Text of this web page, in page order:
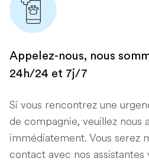
Appelez-nous, nous
24h/24 et 7j/7
Si vous rencontrez une
de compagnie, veuillez nous
immédiatement. Vous serez
contact avec nos assistantes